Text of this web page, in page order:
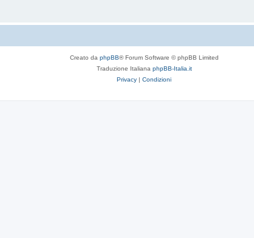
Creato da phpBB® Forum Software © phpBB Limited
Traduzione Italiana phpBB-Italia.it
Privacy | Condizioni